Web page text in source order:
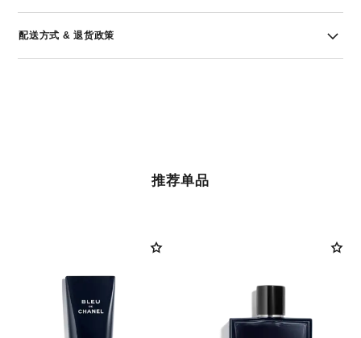
配送方式 & 退货政策
推荐单品